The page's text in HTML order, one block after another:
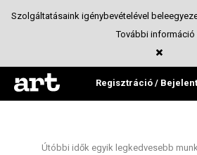
Regisztráció /
INU Digital redesign & UI
Arculattervezés
Útóbbi idők egyik legkedvesebb
Szolgáltatásaink igénybevételével
További információ